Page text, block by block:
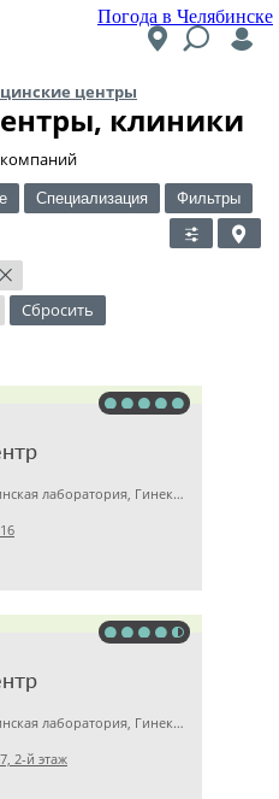
Погода в Челябинске
центры
клиники
Специализация Фильтры
×
Сбросить
Детская клиника, Медицинская лаборатория, Гинекология
Детская клиника, Медицинская лаборатория, Гинекология
2-й этаж